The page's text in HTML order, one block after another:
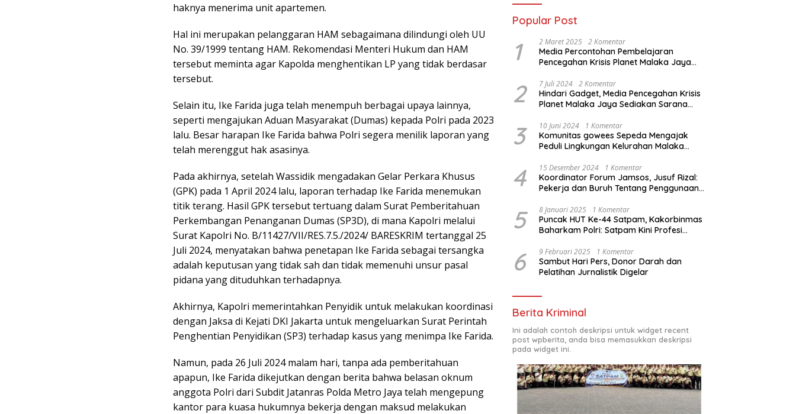
haknya menerima unit apartemen.
Hal ini merupakan pelanggaran HAM sebagaimana dilindungi oleh UU
No. 39/1999 tentang HAM. Rekomendasi Menteri Hukum dan HAM
tersebut meminta agar Kapolda menghentikan LP yang tidak berdasar
tersebut.
Selain itu, Ike Farida juga telah menempuh berbagai upaya lainnya,
seperti mengajukan Aduan Masyarakat (Dumas) kepada Polri pada 2023
lalu. Besar harapan Ike Farida bahwa Polri segera menilik laporan yang
telah merenggut hak asasinya.
Pada akhirnya, setelah Wassidik mengadakan Gelar Perkara Khusus
(GPK) pada 1 April 2024 lalu, laporan terhadap Ike Farida menemukan
titik terang. Hasil GPK tersebut tertuang dalam Surat Pemberitahuan
Perkembangan Penanganan Dumas (SP3D), di mana Kapolri melalui
Surat Kapolri No. B/11427/VII/RES.7.5./2024/ BARESKRIM tertanggal 25
Juli 2024, menyatakan bahwa penetapan Ike Farida sebagai tersangka
adalah keputusan yang tidak sah dan tidak memenuhi unsur pasal
pidana yang dituduhkan terhadapnya.
Akhirnya, Kapolri memerintahkan Penyidik untuk melakukan koordinasi
dengan Jaksa di Kejati DKI Jakarta untuk mengeluarkan Surat Perintah
Penghentian Penyidikan (SP3) terhadap kasus yang menimpa Ike Farida.
Namun, pada 26 Juli 2024 malam hari, tanpa ada pemberitahuan
apapun, Ike Farida dikejutkan dengan berita bahwa belasan oknum
anggota Polri dari Subdit Jatanras Polda Metro Jaya telah mengepung
kantor para kuasa hukumnya bekerja dengan maksud melakukan
Popular Post
1 2 Maret 2025 2 Komentar
Media Percontohan Pembelajaran
Pencegahan Krisis Planet Malaka Jaya
2 7 Juli 2024 2 Komentar
Hindari Gadget, Media Pencegahan Krisis
Planet Malaka Jaya Sediakan Sarana
3 10 Juni 2024 1 Komentar
Komunitas gowees Sepeda Mengajak
Peduli Lingkungan Kelurahan Malaka
4 15 Desember 2024 1 Komentar
Koordinator Forum Jamsos, Jusuf Rizal:
Pekerja dan Buruh Tentang Penggunaan
Tapera
5 8 Januari 2025 1 Komentar
Puncak HUT Ke-44 Satpam, Kakorbinmas
Baharkam Polri: Satpam Kini Profesi
6 9 Februari 2025 1 Komentar
Sambut Hari Pers, Donor Darah dan
Pelatihan Jurnalistik Digelar
Berita Kriminal
Ini adalah contoh deskripsi untuk widget recent
post wpberita, anda bisa memasukkan deskripsi
pada widget ini.